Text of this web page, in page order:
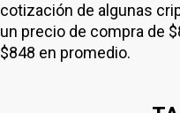
cotización de algunas
un precio de compra de
$848 en promedio.